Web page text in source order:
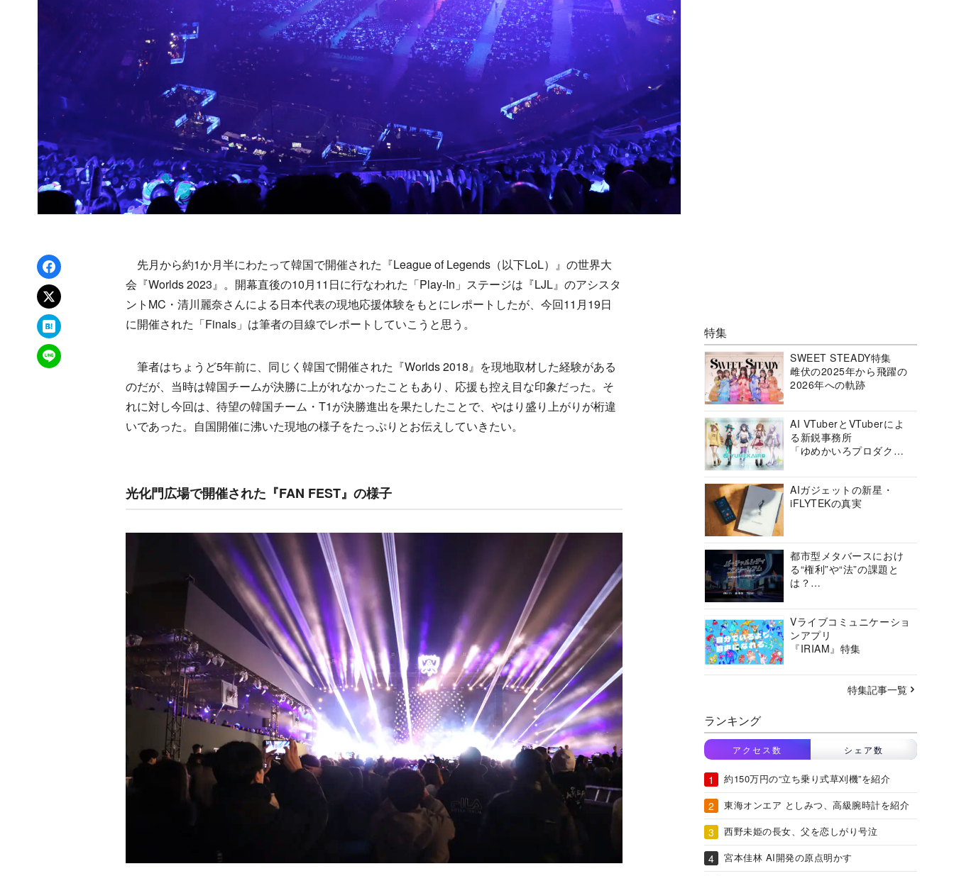
Facebookでシェア
xでポスト
はてなブックマーク
LINEで送る
先月から約1か月半にわたって韓国で開催された『League of Legends（以下LoL）』の世界大
会『Worlds 2023』。開幕直後の10月11日に行なわれた「Play-In」ステージは『LJL』のアシスタ
ントMC・清川麗奈さんによる日本代表の現地応援体験をもとにレポートしたが、今回11月19日
に開催された「Finals」は筆者の目線でレポートしていこうと思う。
筆者はちょうど5年前に、同じく韓国で開催された『Worlds 2018』を現地取材した経験がある
のだが、当時は韓国チームが決勝に上がれなかったこともあり、応援も控え目な印象だった。そ
れに対し今回は、待望の韓国チーム・T1が決勝進出を果たしたことで、やはり盛り上がりが桁違
いであった。自国開催に沸いた現地の様子をたっぷりとお伝えしていきたい。
光化門広場で開催された『FAN FEST』の様子
特集
SWEET STEADY特集
雌伏の2025年から飛躍の
2026年への軌跡
AI VTuberとVTuberによ
る新鋭事務所
「ゆめかいろプロダクシ
AIガジェットの新星・
iFLYTEKの真実
都市型メタバースにおけ
る“権利”や“法”の課題と
は？
ーシアムの挑戦に迫る
Vライブコミュニケーショ
ンアプリ
『IRIAM』特集
特集記事一覧
ランキング
アクセス数 シェア数
約150万円の“立ち乗り式草刈機”を紹介
東海オンエア としみつ、高級腕時計を紹介
西野未姫の長女、父を恋しがり号泣
宮本佳林 AI開発の原点明かす